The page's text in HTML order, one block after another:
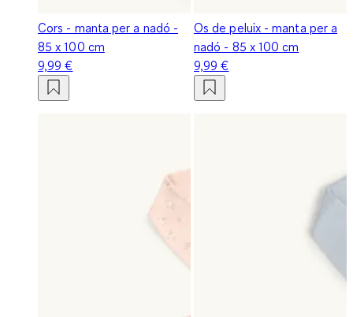
Cors - manta per a nadó -
85 x 100 cm
9,99 €
Os de peluix - manta per a
nadó - 85 x 100 cm
9,99 €